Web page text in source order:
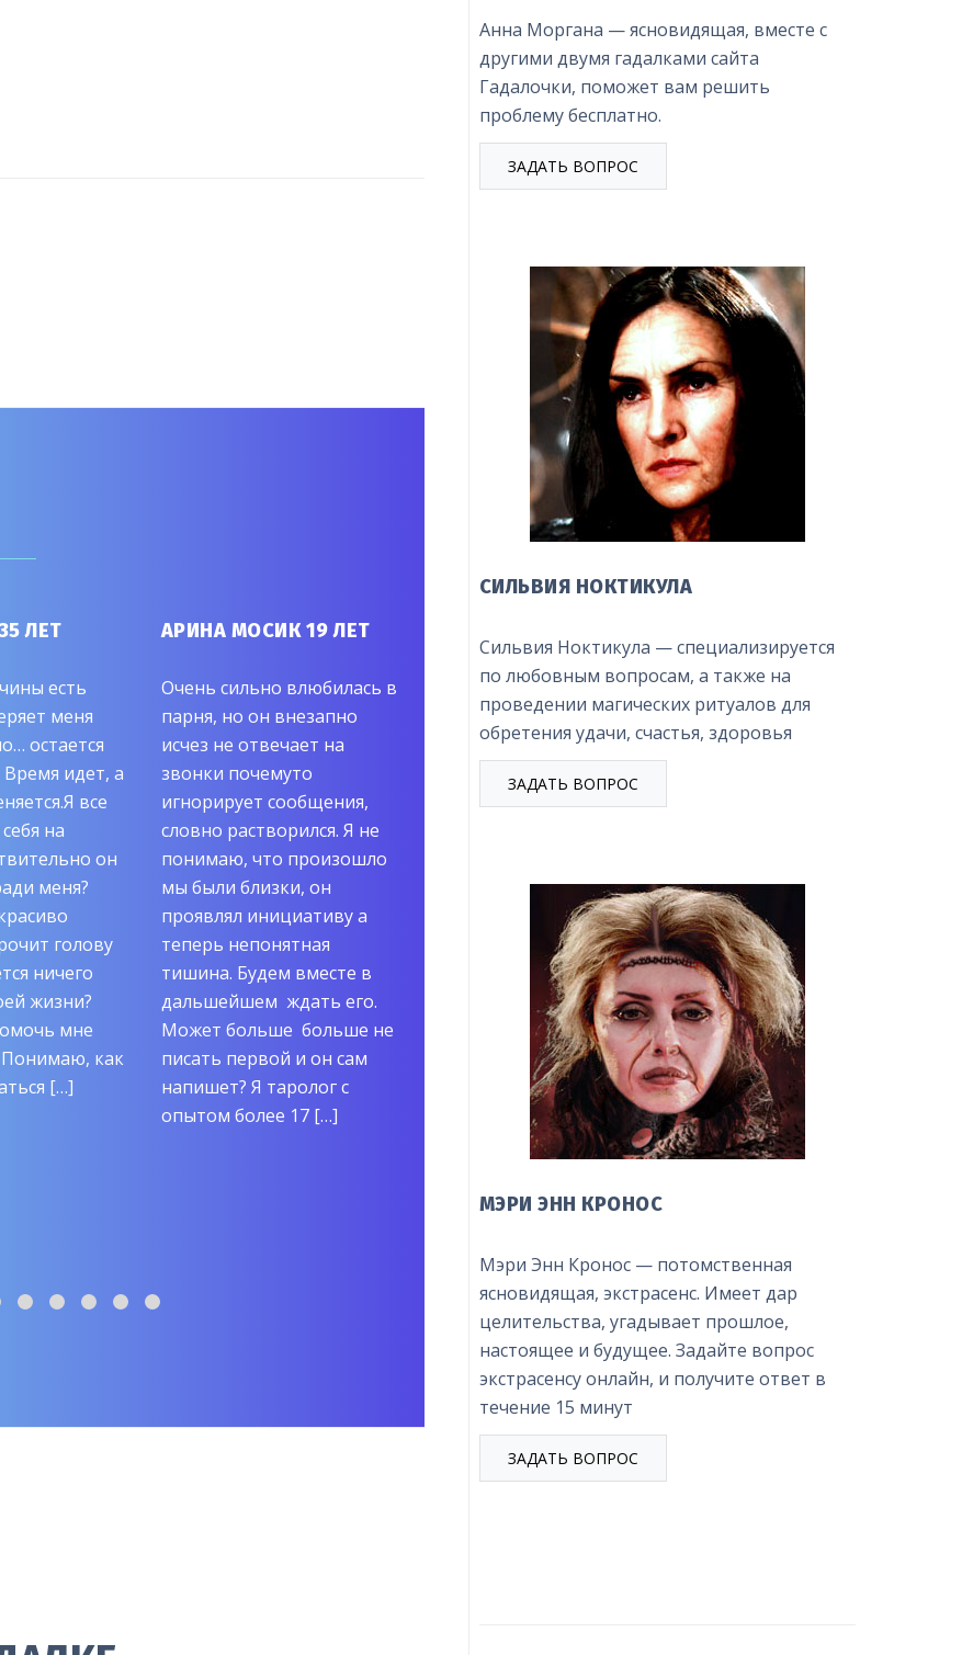
ЛЕТ
есть
меня
остается
идет, а
все
на
он
меня?
голову
ничего
жизни?
мне
Понимаю, как
[…]
АРИНА МОСИК 19 ЛЕТ
Очень сильно влюбилась в
парня, но он внезапно
исчез не отвечает на
звонки почемуто
игнорирует сообщения,
словно растворился. Я не
понимаю, что произошло
мы были близки, он
проявлял инициативу а
теперь непонятная
тишина. Будем вместе в
дальшейшем ждать его.
Может больше больше не
писать первой и он сам
напишет? Я таролог с
опытом более 17 […]
Муж ушел из семьи, мы
давно не живем вместе но
я все еще его люблю и
надеюсь, что он вернется.
Скажите, пожалуйста, есть
отношений и чувствует ли
он ко мне хоть что то
сейчас или лучше
отпустить? Здравствуйте,
Ирина. Очень похоже на
то, что между вами сейчас
— разрыв […]
Вопрос мой про работу,
закрыты пути в бизнесе.
Пробовал много раз. Нет
успешный в личной жизни,
но вот в денежных делах
успела нет. В чем причина?
Добрые люди говорят о
том что может быть надо
поочистится от негатива
или открыть […]
Анна Моргана — ясновидящая, вместе с
другими двумя гадалками сайта
Гадалочки, поможет вам решить
проблему бесплатно.
ЗАДАТЬ ВОПРОС
СИЛЬВИЯ НОКТИКУЛА
Сильвия Ноктикула — специализируется
по любовным вопросам, а также на
проведении магических ритуалов для
обретения удачи, счастья, здоровья
ЗАДАТЬ ВОПРОС
МЭРИ ЭНН КРОНОС
Мэри Энн Кронос — потомственная
ясновидящая, экстрасенс. Имеет дар
целительства, угадывает прошлое,
настоящее и будущее. Задайте вопрос
экстрасенсу онлайн, и получите ответ в
течение 15 минут
ЗАДАТЬ ВОПРОС